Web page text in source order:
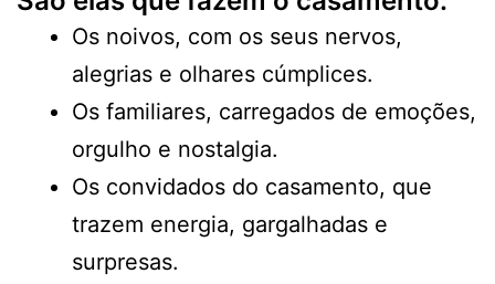
Os noivos, com os seus nervos,
alegrias e olhares cúmplices.
Os familiares, carregados de emoções,
orgulho e nostalgia.
Os convidados do casamento, que
trazem energia, gargalhadas e
surpresas.